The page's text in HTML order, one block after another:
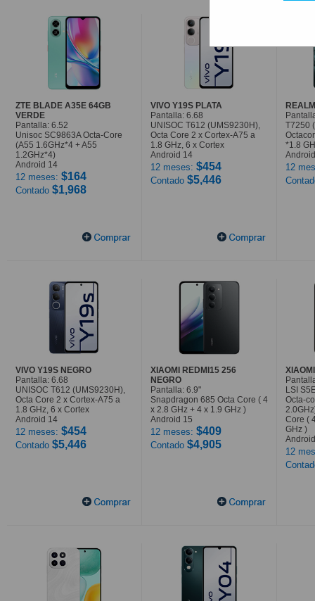
ZTE BLADE A35E 64GB
VERDE
Pantalla: 6.52
Unisoc SC9863A Octa-Core
(A55 1.6GHz*4 + A55
1.2GHz*4)
Android 14
12 meses: $164
Contado $1,968
VIVO Y19S PLATA
Pantalla: 6.68
UNISOC T612 (UMS9230H),
Octa Core 2 x Cortex-A75 a
1.8 GHz, 6 x Cortex
Android 14
12 meses: $454
Contado $5,446
T7250
*1.8
12
VIVO Y19S NEGRO
Pantalla: 6.68
UNISOC T612 (UMS9230H),
Octa Core 2 x Cortex-A75 a
1.8 GHz, 6 x Cortex
Android 14
12 meses: $454
Contado $5,446
XIAOMI REDMI15 256
NEGRO
Pantalla: 6.9"
Snapdragon 685 Octa Core ( 4
x 2.8 GHz + 4 x 1.9 GHz )
Android 15
12 meses: $409
Contado $4,905
LSI
Octa-
Core (
GHz )
12